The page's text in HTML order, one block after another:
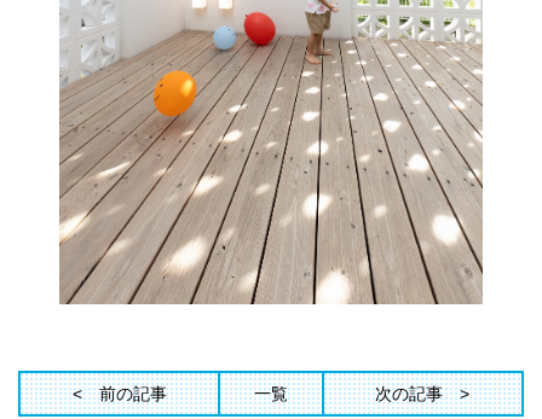
前の記事 一覧 次の記事